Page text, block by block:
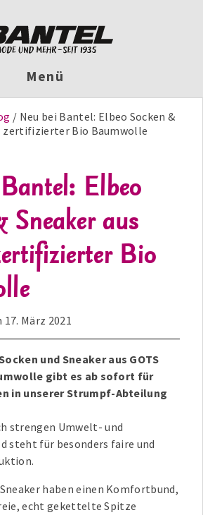
Menü
Neu bei Bantel: Elbeo Socken &
zertifizierter Bio Baumwolle
Elbeo
Sneaker aus
Bio
17. März 2021
und Sneaker aus GOTS
gibt es ab sofort für
in unserer Strumpf-Abteilung
strengen Umwelt- und
steht für besonders faire und
haben einen Komfortbund,
echt gekettelte Spitze